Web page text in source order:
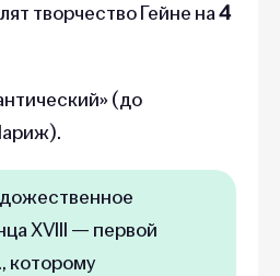
творчество Гейне на4
(до
XVIII — первой
которому